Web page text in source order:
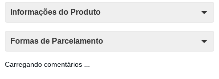
Informações do Produto
Formas de Parcelamento
Carregando comentários ...